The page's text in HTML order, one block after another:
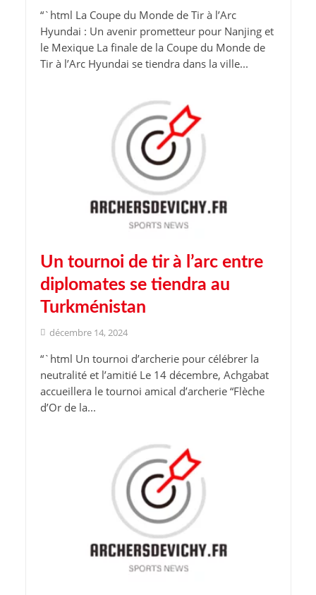
“`html La Coupe du Monde de Tir à l’Arc
Hyundai : Un avenir prometteur pour Nanjing et
le Mexique La finale de la Coupe du Monde de
Tir à l’Arc Hyundai se tiendra dans la ville...
Un tournoi de tir à l’arc entre
diplomates se tiendra au
Turkménistan
décembre 14, 2024
“`html Un tournoi d’archerie pour célébrer la
neutralité et l’amitié Le 14 décembre, Achgabat
accueillera le tournoi amical d’archerie “Flèche
d’Or de la...